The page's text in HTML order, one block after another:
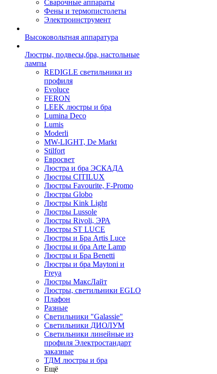
Сварочные аппараты
Фены и термопистолеты
Электроинструмент
Высоковольтная аппаратура
Люстры, подвесы,бра, настольные
лампы
REDIGLE светильники из
профиля
Evoluce
FERON
LEEK люстры и бра
Lumina Deco
Lumis
Moderli
MW-LIGHT, De Markt
Stilfort
Евросвет
Люстра и бра ЭСКАДА
Люстры CITILUX
Люстры Favourite, F-Promo
Люстры Globo
Люстры Kink Light
Люстры Lussole
Люстры Rivoli, ЭРА
Люстры ST LUCE
Люстры и Бра Artis Luce
Люстры и бра Arte Lamp
Люстры и Бра Benetti
Люстры и бра Maytoni и
Freya
Люстры МаксЛайт
Люстры, светильники EGLO
Плафон
Разные
Светильники "Galassie"
Светильники ДИОЛУМ
Светильники линейные из
профиля Электростандарт
заказные
ТДМ люстры и бра
Ещё